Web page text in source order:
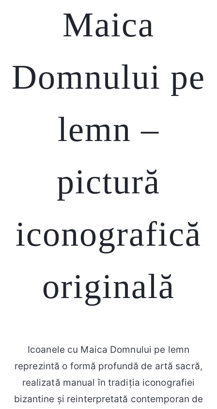
Maica
Domnului pe
lemn –
pictură
iconografică
originală
Icoanele cu Maica Domnului pe lemn
reprezintă o formă profundă de artă sacră,
realizată manual în tradiția iconografiei
bizantine și reinterpretată contemporan de